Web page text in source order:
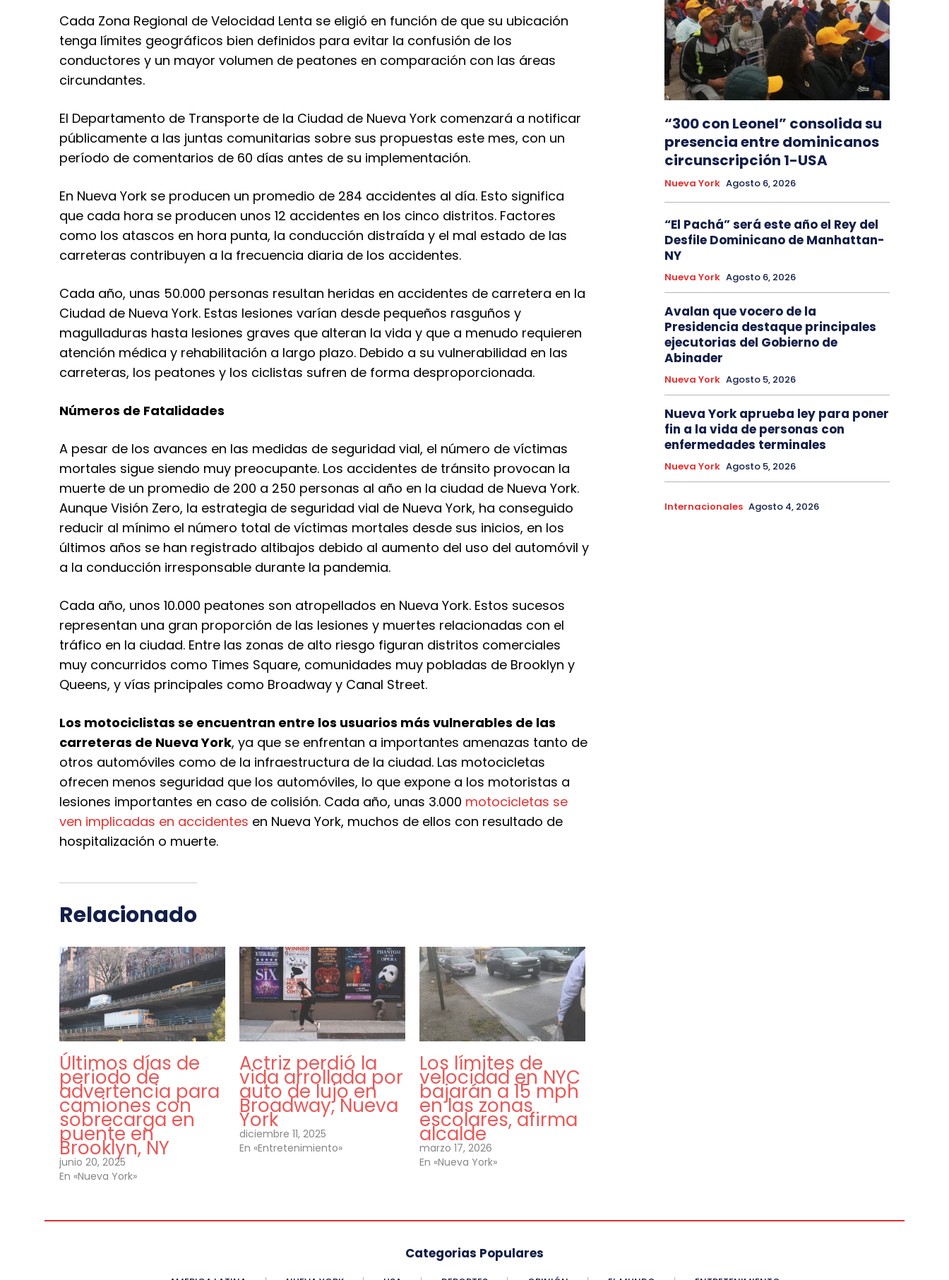
Cada Zona Regional de Velocidad Lenta se eligió en función de que su ubicación
tenga límites geográficos bien definidos para evitar la confusión de los
conductores y un mayor volumen de peatones en comparación con las áreas
circundantes.
El Departamento de Transporte de la Ciudad de Nueva York comenzará a notificar
públicamente a las juntas comunitarias sobre sus propuestas este mes, con un
período de comentarios de 60 días antes de su implementación.
En Nueva York se producen un promedio de 284 accidentes al día. Esto significa
que cada hora se producen unos 12 accidentes en los cinco distritos. Factores
como los atascos en hora punta, la conducción distraída y el mal estado de las
carreteras contribuyen a la frecuencia diaria de los accidentes.
Cada año, unas 50.000 personas resultan heridas en accidentes de carretera en la
Ciudad de Nueva York. Estas lesiones varían desde pequeños rasguños y
magulladuras hasta lesiones graves que alteran la vida y que a menudo requieren
atención médica y rehabilitación a largo plazo. Debido a su vulnerabilidad en las
carreteras, los peatones y los ciclistas sufren de forma desproporcionada.
Números de Fatalidades
A pesar de los avances en las medidas de seguridad vial, el número de víctimas
mortales sigue siendo muy preocupante. Los accidentes de tránsito provocan la
muerte de un promedio de 200 a 250 personas al año en la ciudad de Nueva York.
Aunque Visión Zero, la estrategia de seguridad vial de Nueva York, ha conseguido
reducir al mínimo el número total de víctimas mortales desde sus inicios, en los
últimos años se han registrado altibajos debido al aumento del uso del automóvil y
a la conducción irresponsable durante la pandemia.
Cada año, unos 10.000 peatones son atropellados en Nueva York. Estos sucesos
representan una gran proporción de las lesiones y muertes relacionadas con el
tráfico en la ciudad. Entre las zonas de alto riesgo figuran distritos comerciales
muy concurridos como Times Square, comunidades muy pobladas de Brooklyn y
Queens, y vías principales como Broadway y Canal Street.
Los motociclistas se encuentran entre los usuarios más vulnerables de las
carreteras de Nueva York, ya que se enfrentan a importantes amenazas tanto de
otros automóviles como de la infraestructura de la ciudad. Las motocicletas
ofrecen menos seguridad que los automóviles, lo que expone a los motoristas a
lesiones importantes en caso de colisión. Cada año, unas 3.000 motocicletas se
ven implicadas en accidentes en Nueva York, muchos de ellos con resultado de
hospitalización o muerte.
Relacionado
Últimos días de
periodo de
advertencia para
camiones con
sobrecarga en
puente en
Brooklyn, NY
junio 20, 2025
En «Nueva York»
Actriz perdió la
vida arrollada por
auto de lujo en
Broadway, Nueva
York
diciembre 11, 2025
En «Entretenimiento»
Los límites de
velocidad en NYC
bajarán a 15 mph
en las zonas
escolares, afirma
alcalde
marzo 17, 2026
En «Nueva York»
“300 con Leonel” consolida su
presencia entre dominicanos
circunscripción 1-USA
Nueva York Agosto 6, 2026
“El Pachá” será este año el Rey del
Desfile Dominicano de Manhattan-
NY
Nueva York Agosto 6, 2026
Avalan que vocero de la
Presidencia destaque principales
ejecutorias del Gobierno de
Abinader
Nueva York Agosto 5, 2026
Nueva York aprueba ley para poner
fin a la vida de personas con
enfermedades terminales
Nueva York Agosto 5, 2026
Internacionales Agosto 4, 2026
Categorias Populares